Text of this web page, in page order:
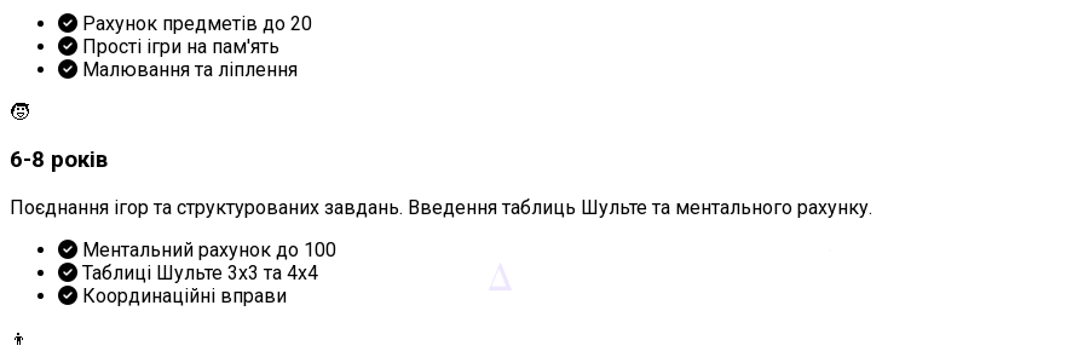
Δ
Рахунок предметів до 20
Прості ігри на пам'ять
Малювання та ліплення
🧒
6-8 років
Поєднання ігор та структурованих завдань. Введення таблиць Шульте та ментального рахунку.
Ментальний рахунок до 100
Таблиці Шульте 3x3 та 4x4
Координаційні вправи
👦